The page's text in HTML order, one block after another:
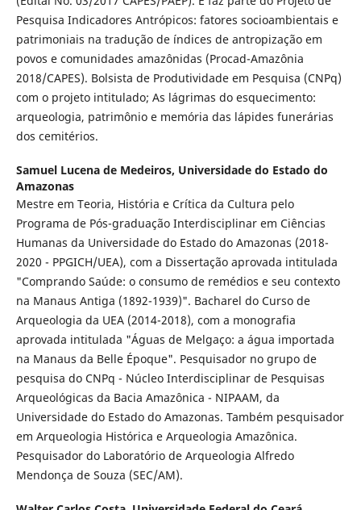
Pesquisa Indicadores Antrópicos: fatores socioambientais e
patrimoniais na tradução de índices de antropização em
povos e comunidades amazônidas (Procad-Amazônia
2018/CAPES). Bolsista de Produtividade em Pesquisa (CNPq)
com o projeto intitulado; As lágrimas do esquecimento:
arqueologia, patrimônio e memória das lápides funerárias
dos cemitérios.
Samuel Lucena de Medeiros, Universidade do Estado do
Amazonas
Mestre em Teoria, História e Crítica da Cultura pelo
Programa de Pós-graduação Interdisciplinar em Ciências
Humanas da Universidade do Estado do Amazonas (2018-
2020 - PPGICH/UEA), com a Dissertação aprovada intitulada
"Comprando Saúde: o consumo de remédios e seu contexto
na Manaus Antiga (1892-1939)". Bacharel do Curso de
Arqueologia da UEA (2014-2018), com a monografia
aprovada intitulada "Águas de Melgaço: a água importada
na Manaus da Belle Époque". Pesquisador no grupo de
pesquisa do CNPq - Núcleo Interdisciplinar de Pesquisas
Arqueológicas da Bacia Amazônica - NIPAAM, da
Universidade do Estado do Amazonas. Também pesquisador
em Arqueologia Histórica e Arqueologia Amazônica.
Pesquisador do Laboratório de Arqueologia Alfredo
Mendonça de Souza (SEC/AM).